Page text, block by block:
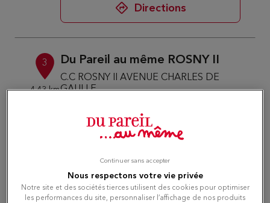
Directions
3
4.43 km
Du Pareil au même ROSNY II
C.C ROSNY II AVENUE CHARLES DE
GAULLE
Currently closed
Directions
Nous respectons votre vie privée
Notre site et des sociétés tierces utilisent des cookies pour optimiser
les performances du site, personnaliser l’affichage de nos produits
Continuer sans accepter